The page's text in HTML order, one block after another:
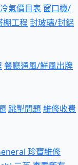
氣價目表 窗口機/
棚工程 封玻璃/封鋁
餐廳通風/鮮風出牌
跳掣問題維修收費
珍寶維修